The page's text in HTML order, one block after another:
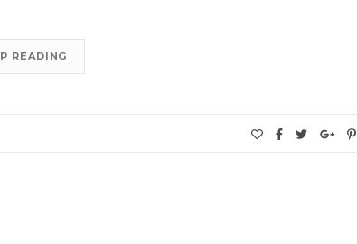
READING